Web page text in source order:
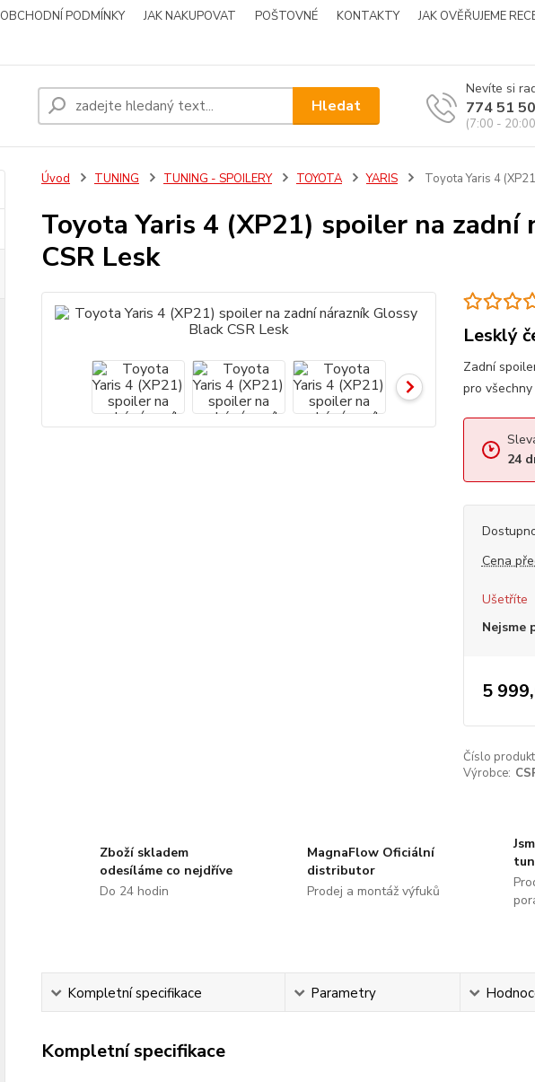
OBCHODNÍ PODMÍNKY JAK NAKUPOVAT POŠTOVNÉ KONTAKTY
JAK OVĚŘUJEME
Hledat
Nevíte si
774 51
(7:00 -
Úvod TUNING TUNING - SPOILERY TOYOTA YARIS Toyota Yaris 4
Toyota Yaris 4 (XP21) spoiler na zadní
CSR Lesk
Lesklý
Zadní
pro všechny
24
Cena
Ušetříte
Nejsme
5
Číslo
Výrobce:
Zboží skladem
odesíláme co nejdříve
Do 24 hodin
MagnaFlow Oficiální
distributor
Prodej a montáž výfuků
Kompletní specifikace Parametry
Kompletní specifikace